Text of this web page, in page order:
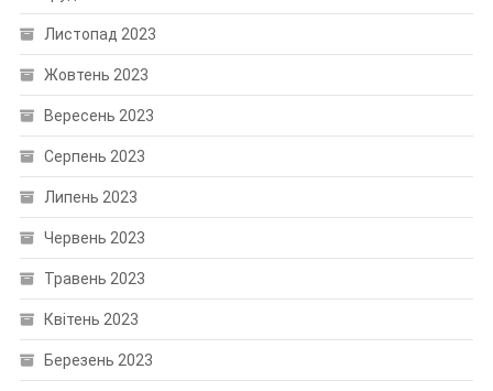
Листопад 2023
Жовтень 2023
Вересень 2023
Серпень 2023
Липень 2023
Червень 2023
Травень 2023
Квітень 2023
Березень 2023